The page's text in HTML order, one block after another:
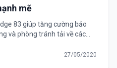
mẽ
83 giúp tăng cường bảo
và phòng tránh tải về các
27/05/2020